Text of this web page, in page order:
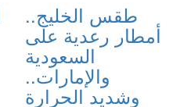
طقس الخليج..
أمطار رعدية على
السعودية
والإمارات..
وشديد الحرارة